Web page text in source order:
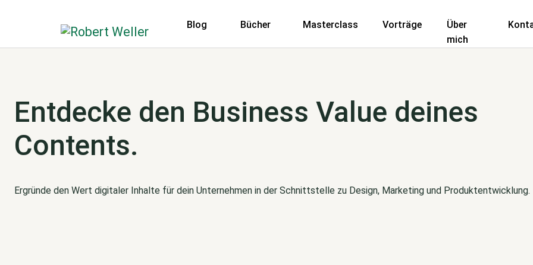
Blog Bücher Masterclass Vorträge
Über
mich
Entdecke den Business Value deines
Contents.
Ergründe den Wert digitaler Inhalte für dein Unternehmen in der Schnittstelle zu Design, Marketing und Produktentwicklung.